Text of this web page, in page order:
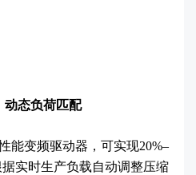
动态负荷匹配
变频驱动器，可实现20%–
实时生产负载自动调整压缩